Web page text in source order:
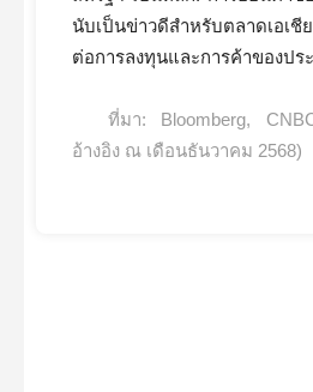
นับเป็นข่าวดีสำหรับตลาดเอเชี
ต่อการลงทุนและการค้าของปร
ที่มา: Bloomberg,
อ้างอิง ณ เดือนธันวาคม 2568)